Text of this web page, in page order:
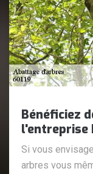
Bénéficiez
l'entreprise
Si vous
arbres vous